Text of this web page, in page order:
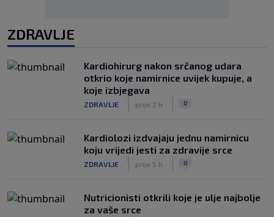
ZDRAVLJE
Kardiohirurg nakon srčanog udara
otkrio koje namirnice uvijek kupuje, a
koje izbjegava
ZDRAVLJE prije 2 h 0
Kardiolozi izdvajaju jednu namirnicu
koju vrijedi jesti za zdravije srce
ZDRAVLJE prije 5 h 0
Nutricionisti otkrili koje je ulje najbolje
za vaše srce